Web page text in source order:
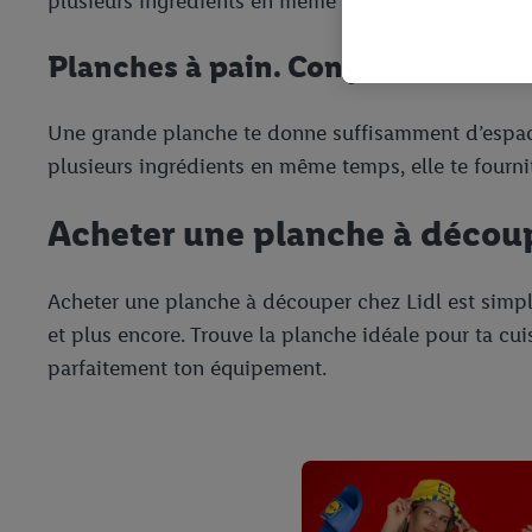
Planches à pain. Conçues
Une grande planche te donne suffisamment
plusieurs ingrédients en même temps, elle te
Acheter une planche à
Acheter une planche à découper chez Lidl est
et plus encore. Trouve la planche idéale pour ta
parfaitement ton équipement.
vous avez montré de
l’achat) peuvent
plusieurs services de
Sous « Personnaliser
traitement des
« Accepter », vous
informations sur la